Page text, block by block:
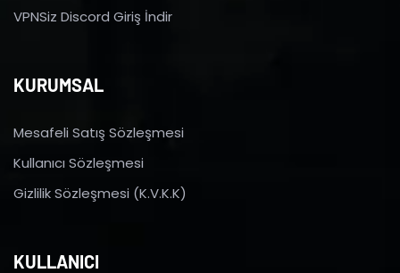
VPNSiz Discord Giriş İndir
KURUMSAL
Mesafeli Satış Sözleşmesi
Kullanıcı Sözleşmesi
Gizlilik Sözleşmesi (K.V.K.K)
KULLANICI